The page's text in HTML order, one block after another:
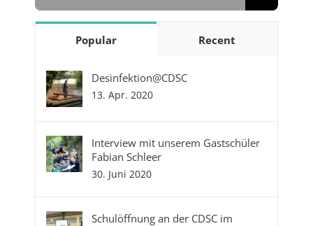
Popular Recent
Desinfektion@CDSC
13. Apr. 2020
Interview mit unserem Gastschüler
Fabian Schleer
30. Juni 2020
Schulöffnung an der CDSC im